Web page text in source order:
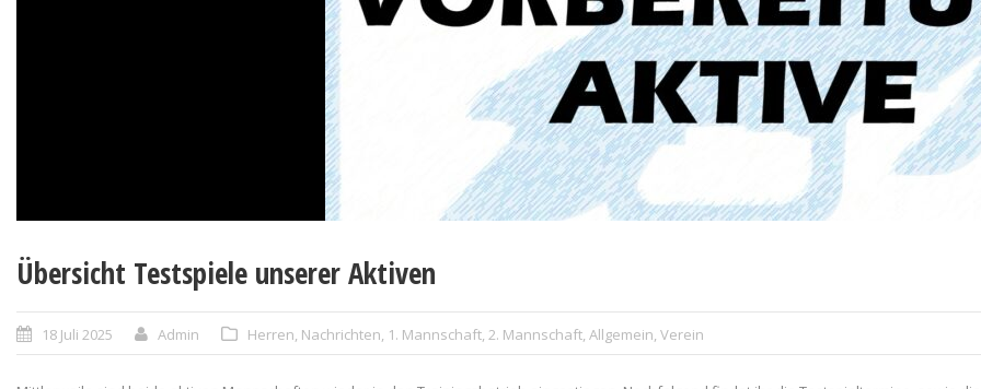
Übersicht Testspiele unserer Aktiven
18 Juli 2025 Admin Herren, Nachrichten, 1. Mannschaft, 2. Mannschaft, Allgemein, Verein